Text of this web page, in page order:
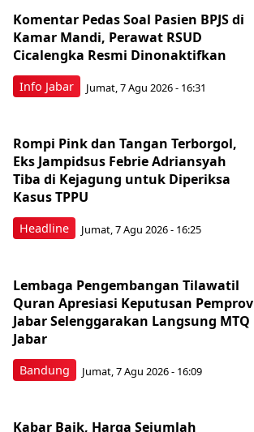
Info Jabar
Komentar Pedas Soal Pasien BPJS di
Kamar Mandi, Perawat RSUD
Cicalengka Resmi Dinonaktifkan
Jumat, 7 Agu 2026 - 16:31
Headline
Rompi Pink dan Tangan Terborgol,
Eks Jampidsus Febrie Adriansyah
Tiba di Kejagung untuk Diperiksa
Kasus TPPU
Jumat, 7 Agu 2026 - 16:25
Bandung
Lembaga Pengembangan Tilawatil
Quran Apresiasi Keputusan Pemprov
Jabar Selenggarakan Langsung MTQ
Jabar
Jumat, 7 Agu 2026 - 16:09
Kabar Baik, Harga Sejumlah